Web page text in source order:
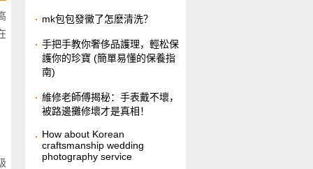
​mk包包發黴了怎麽清洗？
​手把手教你奢侈品護理，輕松保
護你的珍寶 (簡單易懂的保養指
南)
維修老師傅揭秘：手表戴不壞，
被路邊攤修壞才是真相！
How about Korean
craftsmanship wedding
photography service